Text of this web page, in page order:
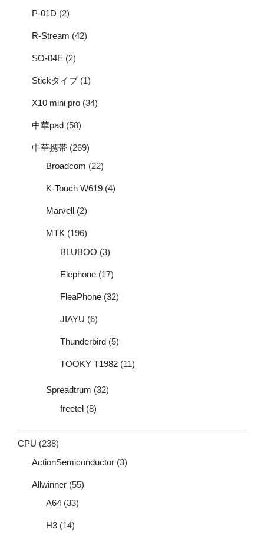
P-01D (2)
R-Stream (42)
SO-04E (2)
Stickタイプ(1)
X10 mini pro (34)
中華pad (58)
中華携帯 (269)
Broadcom (22)
K-Touch W619 (4)
Marvell (2)
MTK (196)
BLUBOO (3)
Elephone (17)
FleaPhone (32)
JIAYU (6)
Thunderbird (5)
TOOKY T1982 (11)
Spreadtrum (32)
freetel (8)
CPU (238)
ActionSemiconductor (3)
Allwinner (55)
A64 (33)
H3 (14)